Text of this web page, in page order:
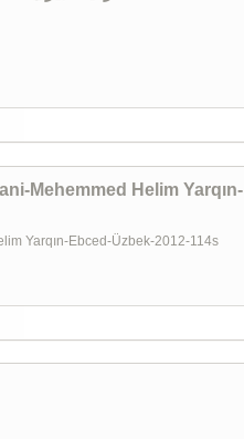
Mehemmed Helim Yarqın-
Yarqın-Ebced-Üzbek-2012-114s